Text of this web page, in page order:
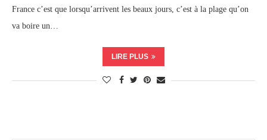
France c’est que lorsqu’arrivent les beaux jours, c’est à la plage qu’on
va boire un…
LIRE PLUS